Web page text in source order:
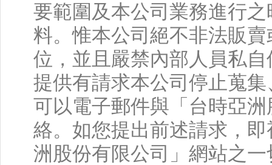
要範圍及本公司業務進行
料。惟本公司絕不非法販
位，並且嚴禁內部人員私
提供有請求本公司停止蒐
可以電子郵件與「台時亞
絡。如您提出前述請求，
洲股份有限公司」網站之